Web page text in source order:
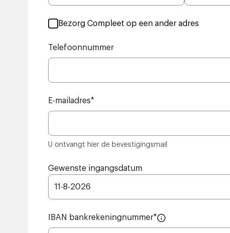
Bezorg Compleet op een ander adres
Telefoonnummer
E-mailadres*
U ontvangt hier de bevestigingsmail
Gewenste ingangsdatum
11 -8-2026
IBAN bankrekeningnummer*